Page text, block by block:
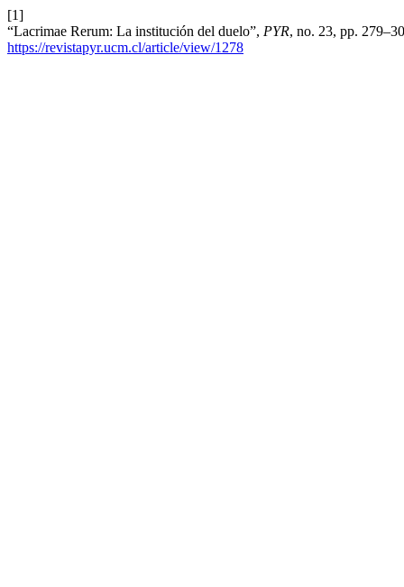
[1]
“Lacrimae Rerum: La institución del duelo”, PYR, no. 23, pp.
https://revistapyr.ucm.cl/article/view/1278